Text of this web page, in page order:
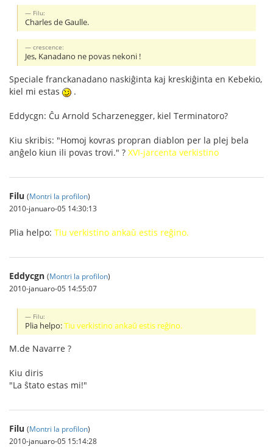
Filu:
Charles de Gaulle.
crescence:
Jes, Kanadano ne povas nekoni !
Speciale franckanadano naskiĝinta kaj kreskiĝinta en Kebekio,
kiel mi estas
.
Eddycgn: Ĉu Arnold Scharzenegger, kiel Terminatoro?
Kiu skribis: "Homoj kovras propran diablon per la plej bela
anĝelo kiun ili povas trovi." ? XVI-jarcenta verkistino
Filu (Montri la profilon)
2010-januaro-05 14:30:13
Plia helpo: Tiu verkistino ankaŭ estis reĝino.
Eddycgn (Montri la profilon)
2010-januaro-05 14:55:07
Filu:
Plia helpo:Tiu verkistino ankaŭ estis reĝino.
M.de Navarre ?
Kiu diris
"La ŝtato estas mi!"
Filu (Montri la profilon)
2010-januaro-05 15:14:28